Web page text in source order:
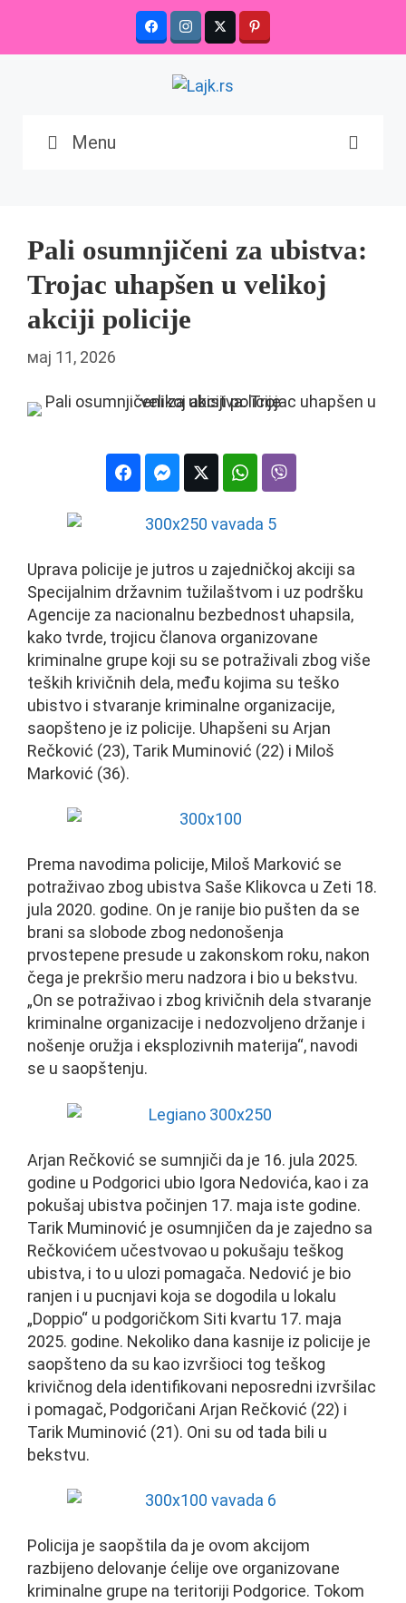
content
Menu
Pali osumnjičeni za ubistva:
Trojac uhapšen u velikoj
akciji policije
мај 11, 2026
Uprava policije je jutros u zajedničkoj akciji sa
Specijalnim državnim tužilaštvom i uz podršku
Agencije za nacionalnu bezbednost uhapsila,
kako tvrde, trojicu članova organizovane
kriminalne grupe koji su se potraživali zbog više
teških krivičnih dela, među kojima su teško
ubistvo i stvaranje kriminalne organizacije,
saopšteno je iz policije. Uhapšeni su Arjan
Rečković (23), Tarik Muminović (22) i Miloš
Marković (36).
Prema navodima policije, Miloš Marković se
potraživao zbog ubistva Saše Klikovca u Zeti 18.
jula 2020. godine. On je ranije bio pušten da se
brani sa slobode zbog nedonošenja
prvostepene presude u zakonskom roku, nakon
čega je prekršio meru nadzora i bio u bekstvu.
„On se potraživao i zbog krivičnih dela stvaranje
kriminalne organizacije i nedozvoljeno držanje i
nošenje oružja i eksplozivnih materija“, navodi
se u saopštenju.
Arjan Rečković se sumnjiči da je 16. jula 2025.
godine u Podgorici ubio Igora Nedovića, kao i za
pokušaj ubistva počinjen 17. maja iste godine.
Tarik Muminović je osumnjičen da je zajedno sa
Rečkovićem učestvovao u pokušaju teškog
ubistva, i to u ulozi pomagača. Nedović je bio
ranjen i u pucnjavi koja se dogodila u lokalu
„Doppio“ u podgoričkom Siti kvartu 17. maja
2025. godine. Nekoliko dana kasnije iz policije je
saopšteno da su kao izvršioci tog teškog
krivičnog dela identifikovani neposredni izvršilac
i pomagač, Podgoričani Arjan Rečković (22) i
Tarik Muminović (21). Oni su od tada bili u
bekstvu.
Policija je saopštila da je ovom akcijom
razbijeno delovanje ćelije ove organizovane
kriminalne grupe na teritoriji Podgorice. Tokom